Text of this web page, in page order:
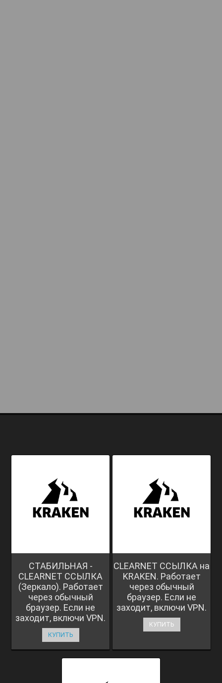
СТАБИЛЬНАЯ -
CLEARNET ССЫЛКА
(Зеркало). Работает
через обычный
браузер. Если не
заходит, включи VPN.
КУПИТЬ
CLEARNET ССЫЛКА на
KRAKEN. Работает
через обычный
браузер. Если не
заходит, включи VPN.
КУПИТЬ